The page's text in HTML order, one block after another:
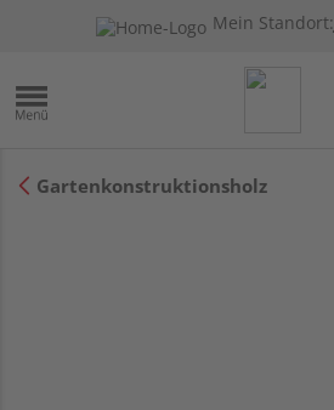
Mein Standort:
Gartenkonstruktionsholz